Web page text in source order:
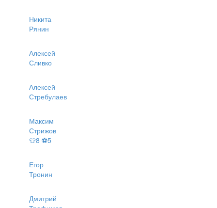
Никита
Рянин
Алексей
Сливко
Алексей
Стребулаев
Максим
Стрижов
👕8 ⚽5
Егор
Тронин
Дмитрий